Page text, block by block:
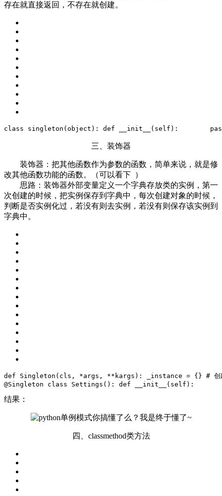
存在就直接返回，不存在就创建。
class singleton (object) : def __init__ (self) :
三、装饰器
装饰器：把其他函数作为参数的函数，简单来说，就是修
改其他函数功能的函数。（可以看下 ）
思路：装饰器外部变量定义一个字典存放类的实例，第一
次创建的时候，把实例保存到字典中，每次创建对象的时候，
判断是否实例化过，若没有则去实例，若没有则保存该实例到
字典中。
def Singleton (cls, *args, **kargs) : _instance = {} # 创
@Singleton class Settings () : def __init__ (self) :
结果：
四、classmethod类方法